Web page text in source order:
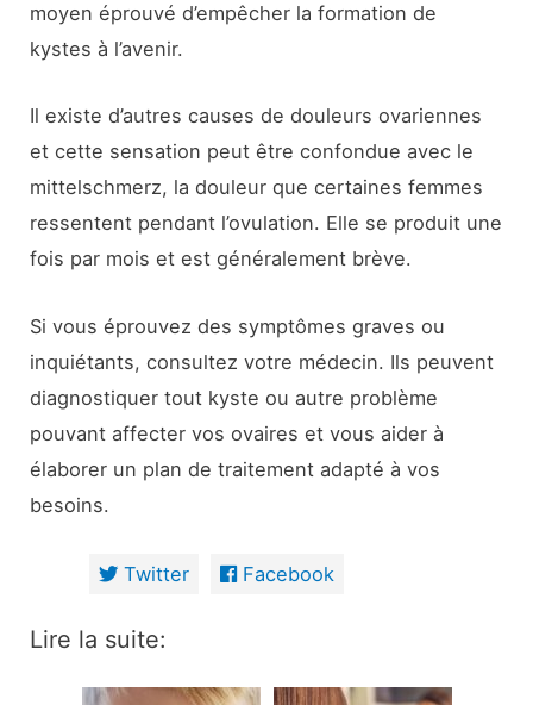
moyen éprouvé d’empêcher la formation de
kystes à l’avenir.
Il existe d’autres causes de douleurs ovariennes
et cette sensation peut être confondue avec le
mittelschmerz, la douleur que certaines femmes
ressentent pendant l’ovulation. Elle se produit une
fois par mois et est généralement brève.
Si vous éprouvez des symptômes graves ou
inquiétants, consultez votre médecin. Ils peuvent
diagnostiquer tout kyste ou autre problème
pouvant affecter vos ovaires et vous aider à
élaborer un plan de traitement adapté à vos
besoins.
Twitter Facebook
Lire la suite: